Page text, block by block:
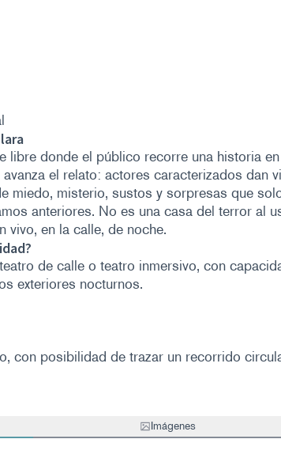
libre donde el público recorre una historia en
el relato: actores caracterizados dan
miedo, misterio, sustos y sorpresas que
anteriores. No es una casa del terror al
vivo, en la calle, de noche.
de calle o teatro inmersivo, con
exteriores nocturnos.
con posibilidad de trazar un recorrido
Imágenes